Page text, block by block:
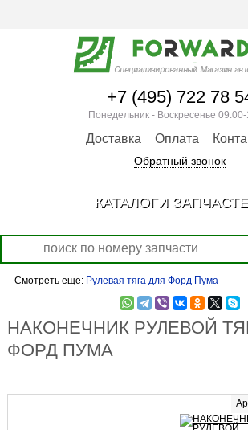
Смотреть еще: Рулевая тяга для Форд Пума
НАКОНЕЧНИК РУЛЕВОЙ
ФОРД ПУМА
+7 (495) 722 78
Понедельник - Воскресенье
Доставка Оплата
Обратный звонок
КАТАЛОГИ